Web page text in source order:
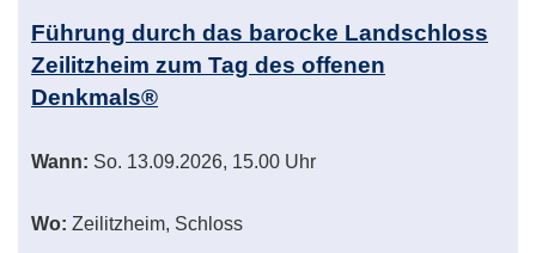
Führung durch das barocke Landschloss
Zeilitzheim zum Tag des offenen
Denkmals®
Wann: So. 13.09.2026, 15.00 Uhr
Wo: Zeilitzheim, Schloss